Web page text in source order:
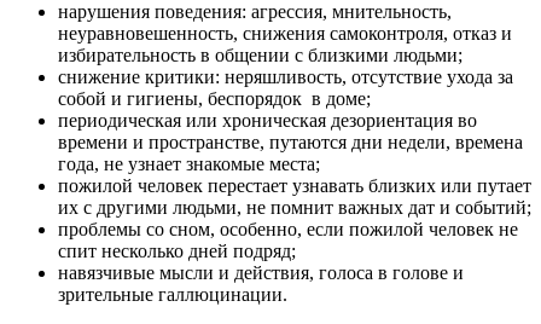
нарушения поведения: агрессия, мнительность,
неуравновешенность, снижения самоконтроля, отказ и
избирательность в общении с близкими людьми;
снижение критики: неряшливость, отсутствие ухода за
собой и гигиены, беспорядок в доме;
периодическая или хроническая дезориентация во
времени и пространстве, путаются дни недели, времена
года, не узнает знакомые места;
пожилой человек перестает узнавать близких или путает
их с другими людьми, не помнит важных дат и событий;
проблемы со сном, особенно, если пожилой человек не
спит несколько дней подряд;
навязчивые мысли и действия, голоса в голове и
зрительные галлюцинации.